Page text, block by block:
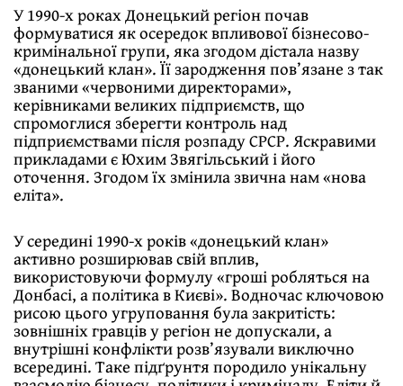
У 1990-х роках Донецький регіон почав
формуватися як осередок впливової бізнесово-
кримінальної групи, яка згодом дістала назву
«донецький клан». Її зародження пов’язане з так
званими «червоними директорами»,
керівниками великих підприємств, що
спромоглися зберегти контроль над
підприємствами після розпаду СРСР. Яскравими
прикладами є Юхим Звягільський і його
оточення. Згодом їх змінила звична нам «нова
еліта».
У середині 1990-х років «донецький клан»
активно розширював свій вплив,
використовуючи формулу «гроші робляться на
Донбасі, а політика в Києві». Водночас ключовою
рисою цього угруповання була закритість:
зовнішніх гравців у регіон не допускали, а
внутрішні конфлікти розв’язували виключно
всередині. Таке підґрунтя породило унікальну